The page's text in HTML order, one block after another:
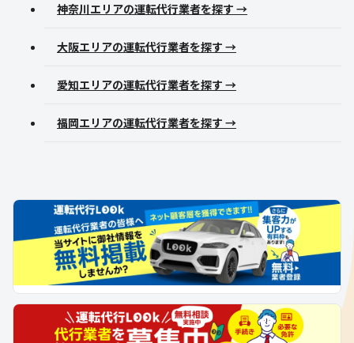
神奈川エリアの運転代行業者を探す →
大阪エリアの運転代行業者を探す →
愛知エリアの運転代行業者を探す →
福岡エリアの運転代行業者を探す →